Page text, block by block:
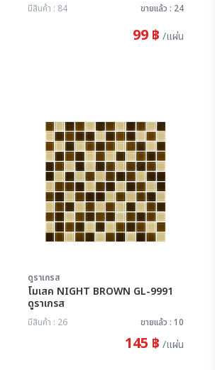
มีสินค้า : 84 ขายแล้ว : 24
99 ฿ /แผ่น
ดูราเกรส
โมเสค NIGHT BROWN GL-9991
ดูราเกรส
มีสินค้า : 26 ขายแล้ว : 10
145 ฿ /แผ่น